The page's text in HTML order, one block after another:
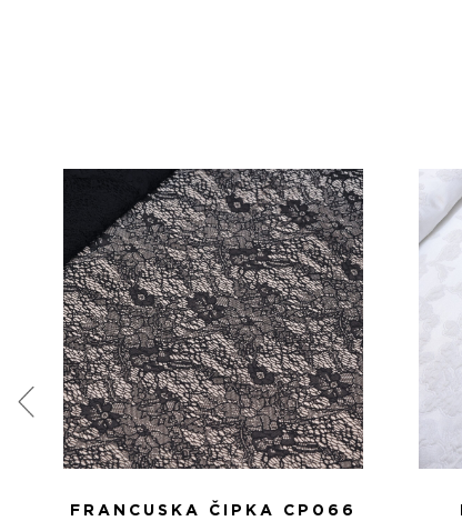
FRANCUSKA ČIPKA CP066